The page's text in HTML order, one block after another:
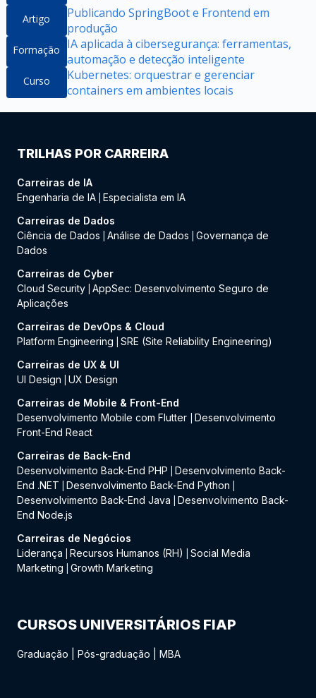
Artigo
Publicando SpringBoot e Frontend em
produção
Formação
IA aplicada à cibersegurança: ferramentas,
automação e detecção inteligente
Curso
Kubernetes: orquestrar e gerenciar
containers em ambientes locais
TRILHAS POR CARREIRA
Carreiras de IA
Engenharia de IA Especialista em IA
Carreiras de Dados
Ciência de Dados
Análise de Dados
Governança de
Dados
Carreiras de Cyber
Cloud Security AppSec: Desenvolvimento Seguro de
Aplicações
Carreiras de DevOps & Cloud
Platform Engineering
SRE (Site Reliability Engineering)
Carreiras de UX & UI
UI Design
UX Design
Carreiras de Mobile & Front-End
Desenvolvimento Mobile com Flutter
Desenvolvimento
Front-End React
Carreiras de Back-End
Desenvolvimento Back-End PHP
Desenvolvimento Back-
End .NET
Desenvolvimento Back-End Python
Desenvolvimento Back-End Java
Desenvolvimento Back-
End Node.js
Carreiras de Negócios
Liderança
Recursos Humanos (RH)
Social Media
Marketing
Growth Marketing
CURSOS UNIVERSITÁRIOS FIAP
Graduação Pós-graduação MBA